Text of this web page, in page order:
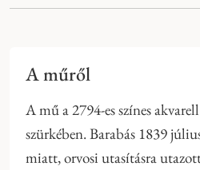
A műről
A mű a 2794-es színes
szürkében. Barabás 1839
miatt, orvosi utasításra